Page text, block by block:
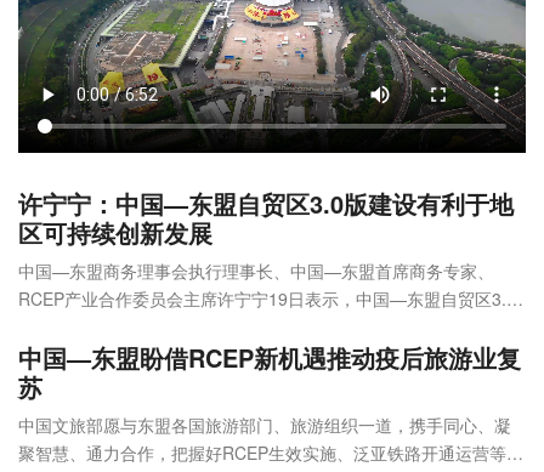
许宁宁：中国—东盟自贸区3.0版建设有利于地
区可持续创新发展
中国—东盟商务理事会执行理事长、中国—东盟首席商务专家、
RCEP产业合作委员会主席许宁宁19日表示，中国—东盟自贸区3.0
可持续创新发展。
中国—东盟盼借RCEP新机遇推动疫后旅游业复
苏
中国文旅部愿与东盟各国旅游部门、旅游组织一道，携手同心、凝
聚智慧、通力合作，把握好RCEP生效实施、泛亚铁路开通运营等有